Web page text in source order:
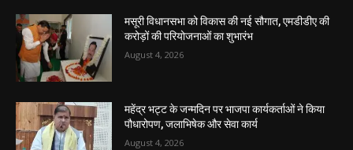
मसूरी विधानसभा को विकास की नई सौगात, एमडीडीए की
करोड़ों की परियोजनाओं का शुभारंभ
August 4, 2026
महेंद्र भट्ट के जन्मदिन पर भाजपा कार्यकर्ताओं ने किया
पौधारोपण, जलाभिषेक और सेवा कार्य
August 4, 2026